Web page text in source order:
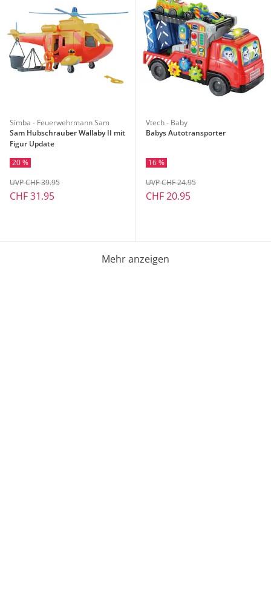
Simba - Feuerwehrmann Sam
Sam Hubschrauber Wallaby II mit
Figur Update
20 %
CHF 31.95
UVP CHF 39.95
Vtech - Baby
Babys Autotransporter
16 %
CHF 20.95
UVP CHF 24.95
Mehr anzeigen